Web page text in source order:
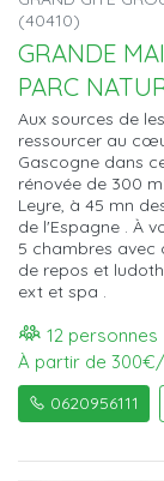
(40410)
GRANDE
PARC
Aux sources de
ressourcer au
Gascogne dans
rénovée de 300
Leyre, à 45 mn
de l'Espagne . À
5 chambres avec
de repos et
ext et spa .
12 personnes
À partir de
0620956111